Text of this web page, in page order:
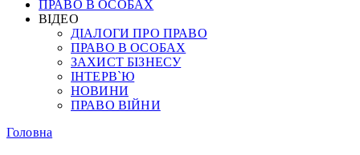
ПРАВО В ОСОБАХ
ВІДЕО
ДІАЛОГИ ПРО ПРАВО
ПРАВО В ОСОБАХ
ЗАХИСТ БІЗНЕСУ
ІНТЕРВ`Ю
НОВИНИ
ПРАВО ВІЙНИ
Головна